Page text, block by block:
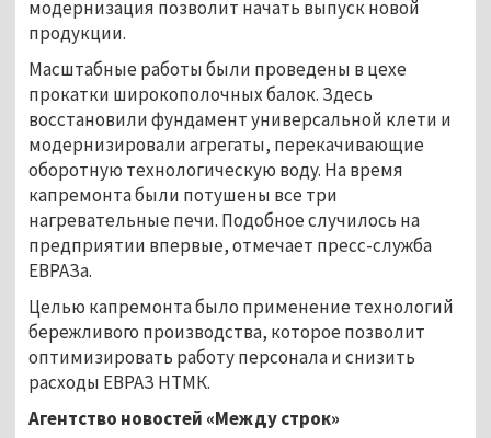
модернизация позволит начать выпуск новой
продукции.
Масштабные работы были проведены в цехе
прокатки широкополочных балок. Здесь
восстановили фундамент универсальной клети и
модернизировали агрегаты, перекачивающие
оборотную технологическую воду. На время
капремонта были потушены все три
нагревательные печи. Подобное случилось на
предприятии впервые, отмечает пресс-служба
ЕВРАЗа.
Целью капремонта было применение технологий
бережливого производства, которое позволит
оптимизировать работу персонала и снизить
расходы ЕВРАЗ НТМК.
Агентство новостей «Между строк»